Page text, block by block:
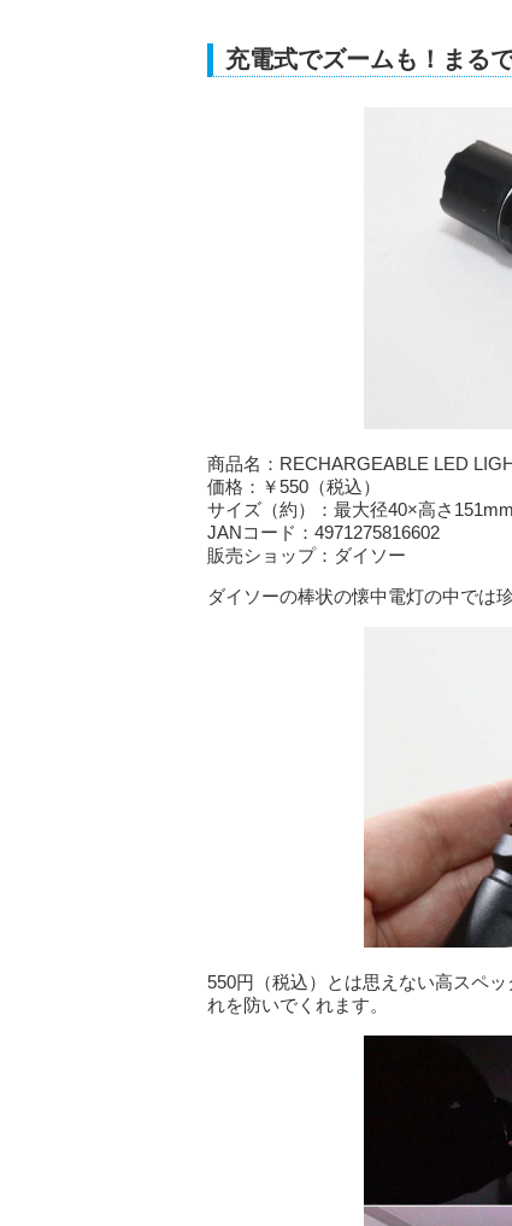
充電式でズームも！まる
商品名：RECHARGEABLE LED
価格：￥550（税込）
サイズ（約）：最大径40×高さ
JANコード：4971275816602
販売ショップ：ダイソー
ダイソーの棒状の懐中電灯の中では
550円（税込）とは思えない高スペ
れを防いでくれます。